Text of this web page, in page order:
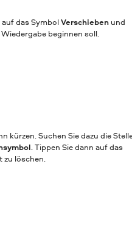
das SymbolVerschieben und
beginnen soll.
kürzen. Suchen Sie dazu die
. Tippen Sie dann auf das
zu löschen.